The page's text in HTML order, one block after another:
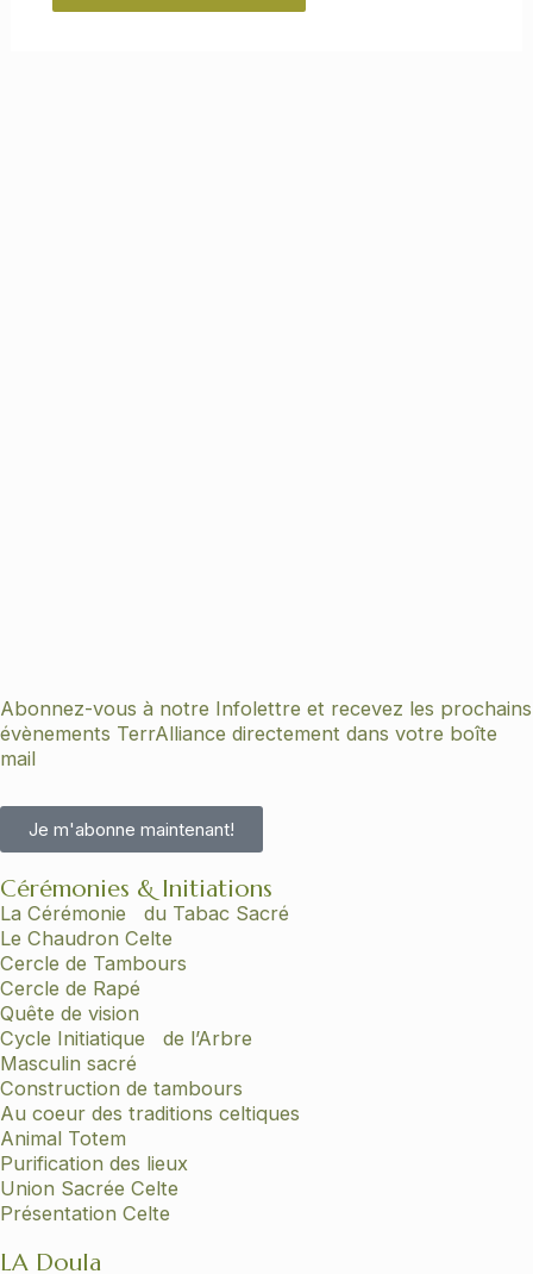
Abonnez-vous à notre Infolettre et recevez les prochains
évènements TerrAlliance directement dans votre boîte
mail
Je m'abonne maintenant!
Cérémonies & Initiations
La Cérémonie du Tabac Sacré
Le Chaudron Celte
Cercle de Tambours
Cercle de Rapé
Quête de vision
Cycle Initiatique de l’Arbre
Masculin sacré
Construction de tambours
Au coeur des traditions celtiques
Animal Totem
Purification des lieux
Union Sacrée Celte
Présentation Celte
LA Doula